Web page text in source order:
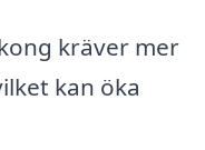
kräver mer
kan öka